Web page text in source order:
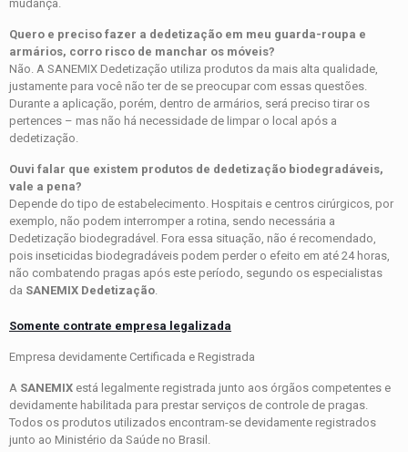
mudança.
Quero e preciso fazer a dedetização em meu guarda-roupa e
armários, corro risco de manchar os móveis?
Não. A SANEMIX Dedetização utiliza produtos da mais alta qualidade,
justamente para você não ter de se preocupar com essas questões.
Durante a aplicação, porém, dentro de armários, será preciso tirar os
pertences – mas não há necessidade de limpar o local após a
dedetização.
Ouvi falar que existem produtos de dedetização biodegradáveis,
vale a pena?
Depende do tipo de estabelecimento. Hospitais e centros cirúrgicos, por
exemplo, não podem interromper a rotina, sendo necessária a
Dedetização biodegradável. Fora essa situação, não é recomendado,
pois inseticidas biodegradáveis podem perder o efeito em até 24 horas,
não combatendo pragas após este período, segundo os especialistas
da SANEMIX Dedetização.
Somente contrate empresa legalizada
Empresa devidamente Certificada e Registrada
A SANEMIX está legalmente registrada junto aos órgãos competentes e
devidamente habilitada para prestar serviços de controle de pragas.
Todos os produtos utilizados encontram-se devidamente registrados
junto ao Ministério da Saúde no Brasil.